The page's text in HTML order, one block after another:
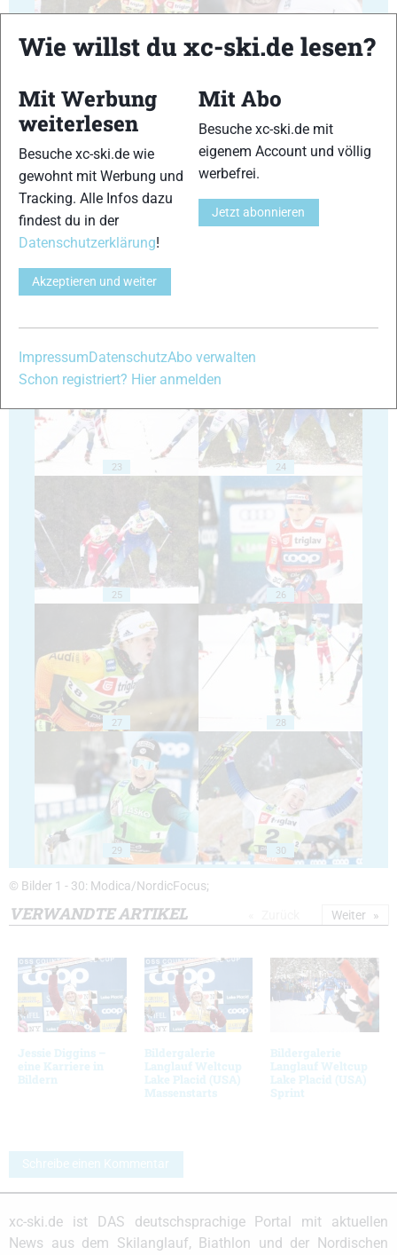
20
23 24
25 26
27 28
29 30
© Bilder 1 - 30: Modica/NordicFocus;
VERWANDTE ARTIKEL
Jessie Diggins –
eine Karriere in
Bildern
Bildergalerie
Langlauf Weltcup
Lake Placid (USA)
Massenstarts
Bildergalerie
Langlauf Weltcup
Lake Placid (USA)
Sprint
Weiter
Schreibe einen Kommentar
xc-ski.de ist DAS deutschsprachige Portal mit aktuellen
News aus dem Skilanglauf, Biathlon und der Nordischen
Wie willst du xc-ski.de lesen?
Mit Werbung
weiterlesen
Besuche xc-ski.de wie
gewohnt mit Werbung und
Tracking. Alle Infos dazu
findest du in der
Datenschutzerklärung!
Akzeptieren und weiter
Mit Abo
Besuche xc-ski.de mit
eigenem Account und völlig
werbefrei.
Jetzt abonnieren
ImpressumDatenschutzAbo verwalten
Schon registriert? Hier anmelden